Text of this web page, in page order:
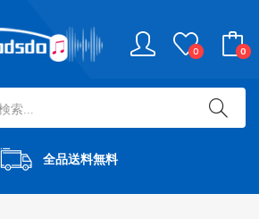
0 0
全品送料無料